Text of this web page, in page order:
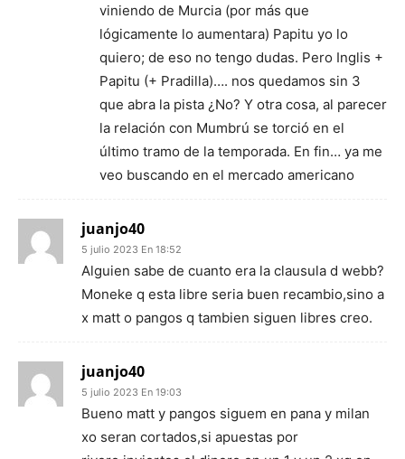
viniendo de Murcia (por más que
lógicamente lo aumentara) Papitu yo lo
quiero; de eso no tengo dudas. Pero Inglis +
Papitu (+ Pradilla)…. nos quedamos sin 3
que abra la pista ¿No? Y otra cosa, al parecer
la relación con Mumbrú se torció en el
último tramo de la temporada. En fin… ya me
veo buscando en el mercado americano
juanjo40
5 julio 2023 En 18:52
Alguien sabe de cuanto era la clausula d webb?
Moneke q esta libre seria buen recambio,sino a
x matt o pangos q tambien siguen libres creo.
juanjo40
5 julio 2023 En 19:03
Bueno matt y pangos siguem en pana y milan
xo seran cortados,si apuestas por